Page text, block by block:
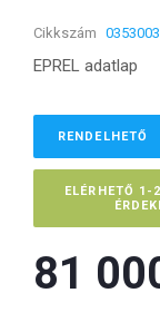
Cikkszám
EPREL adatlap
RENDELHETŐ
ELÉRHETŐ 1-
81